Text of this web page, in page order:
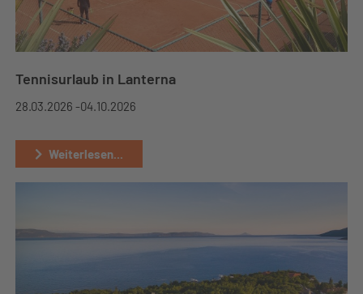
Tennisurlaub in Lanterna
28.03.2026 -04.10.2026
Weiterlesen...